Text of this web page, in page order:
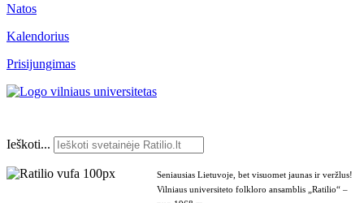
Natos
Kalendorius
Prisijungimas
Ieškoti...
Seniausias Lietuvoje, bet visuomet jaunas ir veržlus!
Vilniaus universiteto folkloro ansamblis „Ratilio“ –